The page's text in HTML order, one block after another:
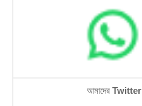
আমাদের Twitter